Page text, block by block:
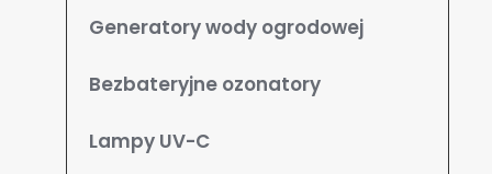
Generatory wody ogrodowej
Bezbateryjne ozonatory
Lampy UV-C